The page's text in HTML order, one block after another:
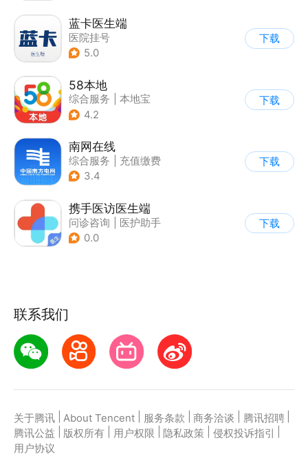
蓝卡医生端
医院挂号
5.0
下载
58本地
综合服务
本地宝
4.2
下载
南网在线
综合服务
充值缴费
3.4
下载
携手医访医生端
问诊咨询
医护助手
| 医院挂号
0.0
下载
联系我们
关于腾讯 About Tencent 服务条款 商务洽谈 腾讯招聘
腾讯公益
版权所有 用户权限 隐私政策 侵权投诉指引
用户协议